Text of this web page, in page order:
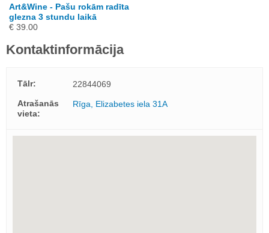
Art&Wine - Pašu rokām radīta
glezna 3 stundu laikā
€ 39.00
Kontaktinformācija
Tālr:
22844069
Atrašanās
vieta:
Rīga, Elizabetes iela 31A